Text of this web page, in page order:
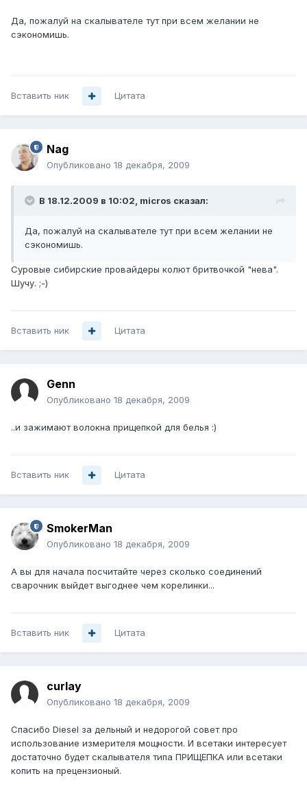
Да, пожалуй на скалывателе тут при всем желании не
сэкономишь.
Вставить ник Цитата
Nag
Опубликовано 18 декабря, 2009
В 18.12.2009 в 10:02, micros сказал:
Да, пожалуй на скалывателе тут при всем желании не
сэкономишь.
Суровые сибирские провайдеры колют бритвочкой "нева".
Шучу. ;-)
Вставить ник Цитата
Genn
Опубликовано 18 декабря, 2009
..и зажимают волокна прищепкой для белья :)
Вставить ник Цитата
SmokerMan
Опубликовано 18 декабря, 2009
А вы для начала посчитайте через сколько соединений
сварочник выйдет выгоднее чем корелинки...
Вставить ник Цитата
curlay
Опубликовано 18 декабря, 2009
Спасибо Diesel за дельный и недорогой совет про
использование измерителя мощности. И всетаки интересует
достаточно будет скалывателя типа ПРИЩЕПКА или всетаки
копить на прецензионый.